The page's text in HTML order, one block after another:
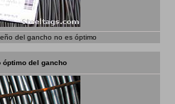
del gancho no es óptimo
óptimo del gancho